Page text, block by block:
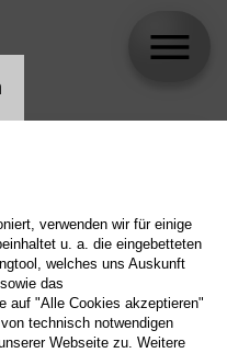
verwenden wir für einige
u. a. die eingebetteten
welches uns Auskunft
das
auf "Alle Cookies akzeptieren"
technisch notwendigen
Webseite zu. Weitere